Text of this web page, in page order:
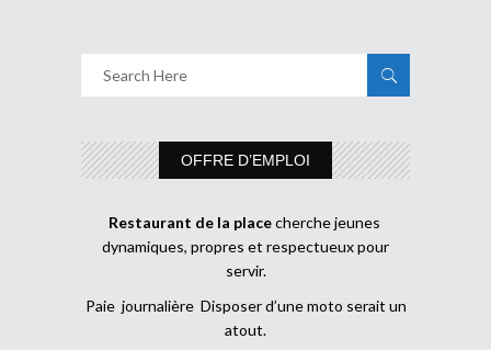
OFFRE D’EMPLOI
Restaurant de la placecherche jeunes
dynamiques, propres et respectueux pour
servir.
Paie journalière Disposer d’une moto serait un
atout.